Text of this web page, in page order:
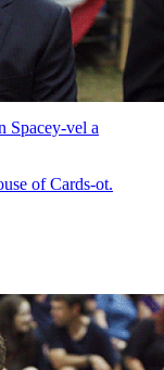
Spacey-vel a
of Cards-ot.